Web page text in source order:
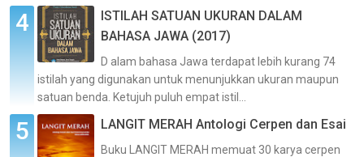
ISTILAH SATUAN UKURAN DALAM
BAHASA JAWA (2017)
D alam bahasa Jawa terdapat lebih kurang 74
istilah yang digunakan untuk menunjukkan ukuran maupun
satuan benda. Ketujuh puluh empat istil...
LANGIT MERAH Antologi Cerpen dan Esai
Buku LANGIT MERAH memuat 30 karya cerpen